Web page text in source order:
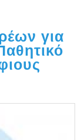
για